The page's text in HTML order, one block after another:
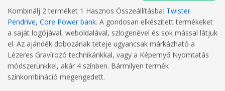
Kombinálj 2 terméket 1 Hasznos Összeállításba: Twister
Pendrive, Core Power bank. A gondosan elkészített termékeket
a saját logójával, weboldalával, szlogenével és sok mással látjuk
el. Az ajándék dobozának teteje ugyancsak márkázható a
Lézeres Gravírozó technikánkkal, vagy a Képernyő Nyomtatás
módszerünkkel, akár 4 színben. Bármilyen termék
színkombináció megengedett.